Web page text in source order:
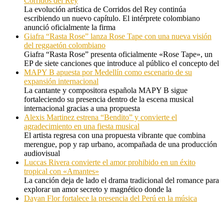
La evolución artística de Corridos del Rey continúa
escribiendo un nuevo capítulo. El intérprete colombiano
anunció oficialmente la firma
Giafra “Rasta Rose” lanza Rose Tape con una nueva visión
del reggaetón colombiano
Giafra “Rasta Rose” presenta oficialmente «Rose Tape», un
EP de siete canciones que introduce al público el concepto del
MAPY B apuesta por Medellín como escenario de su
expansión internacional
La cantante y compositora española MAPY B sigue
fortaleciendo su presencia dentro de la escena musical
internacional gracias a una propuesta
Alexis Martinez estrena “Bendito” y convierte el
agradecimiento en una fiesta musical
El artista regresa con una propuesta vibrante que combina
merengue, pop y rap urbano, acompañada de una producción
audiovisual
Luccas Rivera convierte el amor prohibido en un éxito
tropical con «Amantes»
La canción deja de lado el drama tradicional del romance para
explorar un amor secreto y magnético donde la
Dayan Flor fortalece la presencia del Perú en la música